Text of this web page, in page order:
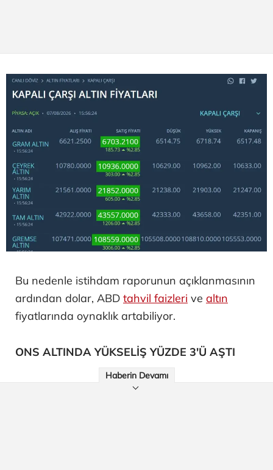
Bu nedenle istihdam raporunun açıklanmasının
ardından dolar, ABD tahvil faizleri ve altın
fiyatlarında oynaklık artabiliyor.
ONS ALTINDA YÜKSELİŞ YÜZDE 3'Ü AŞTI
Haberin Devamı